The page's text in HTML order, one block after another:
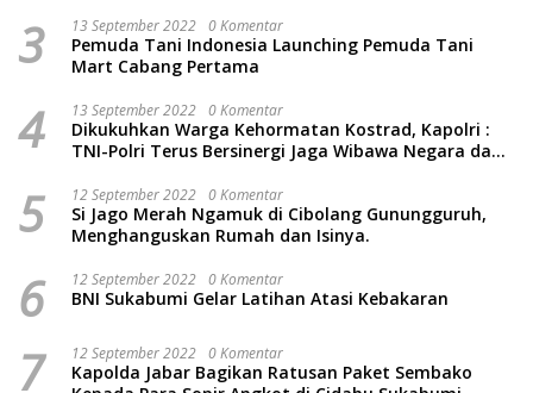
3 13 September 2022 0 Komentar
Pemuda Tani Indonesia Launching Pemuda Tani
Mart Cabang Pertama
4 13 September 2022 0 Komentar
Dikukuhkan Warga Kehormatan Kostrad, Kapolri :
TNI-Polri Terus Bersinergi Jaga Wibawa Negara dan
5 12 September 2022 0 Komentar
Si Jago Merah Ngamuk di Cibolang Gunungguruh,
Menghanguskan Rumah dan Isinya.
6 12 September 2022 0 Komentar
BNI Sukabumi Gelar Latihan Atasi Kebakaran
7 12 September 2022 0 Komentar
Kapolda Jabar Bagikan Ratusan Paket Sembako